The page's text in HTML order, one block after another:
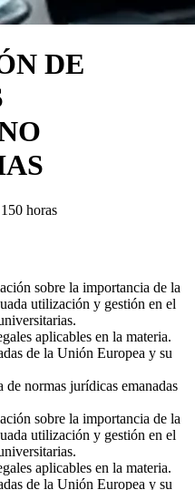
DE
horas
sobre la importancia de la
utilización y gestión en el
aplicables en la materia.
de la Unión Europea y su
normas jurídicas emanadas
sobre la importancia de la
utilización y gestión en el
aplicables en la materia.
de la Unión Europea y su